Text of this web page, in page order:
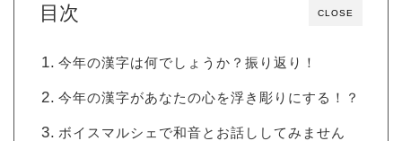
CLOSE
目次
今年の漢字は何でしょうか？振り返り！
今年の漢字があなたの心を浮き彫りにする！？
ボイスマルシェで和音とお話ししてみません